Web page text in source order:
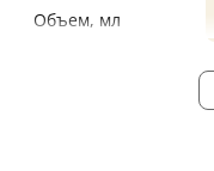
Объем, мл